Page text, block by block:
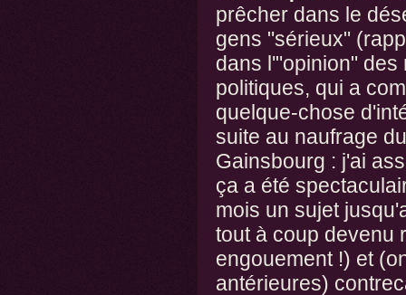
prêcher dans le
gens "sérieux"
dans l'"opinion"
politiques, qui a
quelque-chose
suite au naufrage
Gainsbourg : j'ai
ça a été
mois un sujet
tout à coup devenu
engouement !) et
antérieures)